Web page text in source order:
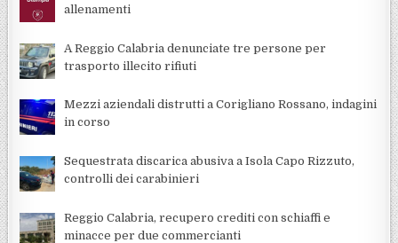
allenamenti
A Reggio Calabria denunciate tre persone per
trasporto illecito rifiuti
Mezzi aziendali distrutti a Corigliano Rossano, indagini
in corso
Sequestrata discarica abusiva a Isola Capo Rizzuto,
controlli dei carabinieri
Reggio Calabria, recupero crediti con schiaffi e
minacce per due commercianti